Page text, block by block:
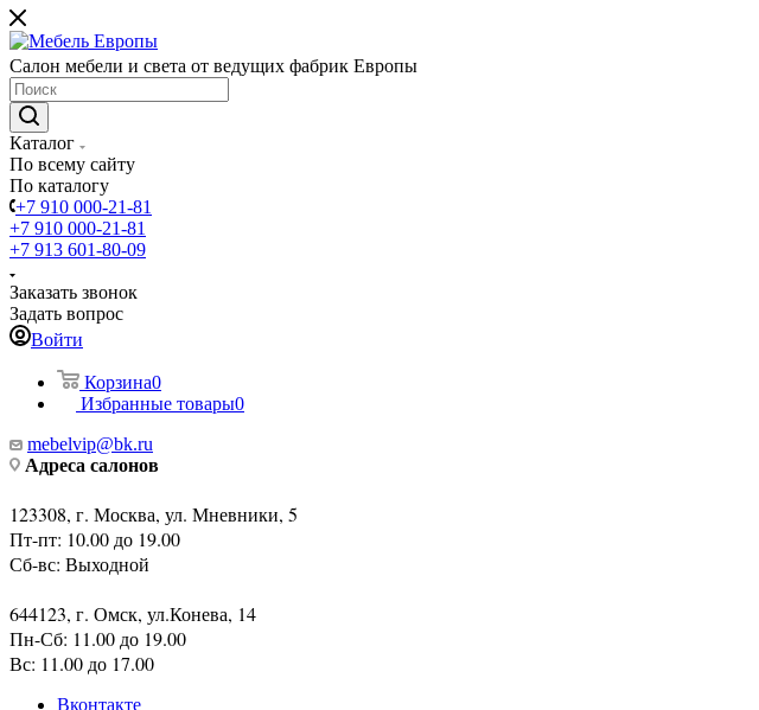
Салон мебели и света от ведущих фабрик Европы
Каталог
По всему сайту
По каталогу
+7 910 000-21-81
+7 910 000-21-81
+7 913 601-80-09
Заказать звонок
Задать вопрос
Войти
Корзина0
Избранные товары0
mebelvip@bk.ru
Адреса салонов
123308, г. Москва, ул. Мневники, 5
Пт-пт: 10.00 до 19.00
Сб-вс: Выходной
644123, г. Омск, ул.Конева, 14
Пн-Сб: 11.00 до 19.00
Вс: 11.00 до 17.00
Вконтакте